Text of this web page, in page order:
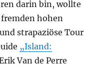
darin bin, wollte
hohen
strapaziöse Tour
„Island:
Van de Perre